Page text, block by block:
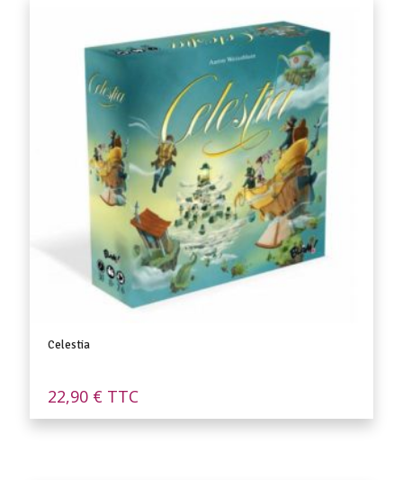
Celestia
22,90 € TTC